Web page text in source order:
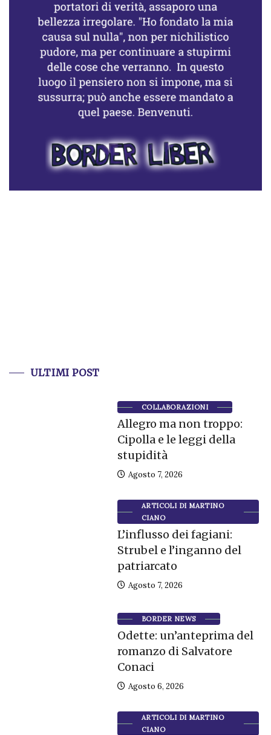
ULTIMI POST
COLLABORAZIONI
Allegro ma non troppo:
Cipolla e le leggi della
stupidità
Agosto 7, 2026
ARTICOLI DI MARTINO
CIANO
L’influsso dei fagiani:
Strubel e l’inganno del
patriarcato
Agosto 7, 2026
BORDER NEWS
Odette: un’anteprima del
romanzo di Salvatore
Conaci
Agosto 6, 2026
ARTICOLI DI MARTINO
CIANO